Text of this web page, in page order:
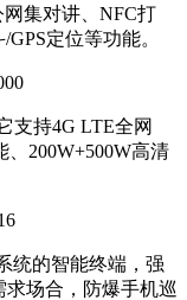
网集对讲、NFC打
定位等功能。
支持4G LTE全网
、200W+500W高清
统的智能终端，强
场合，防爆手机巡